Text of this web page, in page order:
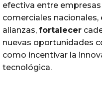
efectiva entre
comerciales nacionales,
alianzas, fortalecer
nuevas oportunidades
como incentivar la
tecnológica.